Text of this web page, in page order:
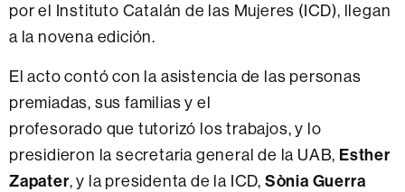
por el Instituto Catalán de las Mujeres (ICD), llegan
a la novena edición.
El acto contó con la asistencia de las personas
premiadas, sus familias y el
profesorado que tutorizó los trabajos, y lo
presidieron la secretaria general de la UAB, Esther
Zapater, y la presidenta de la ICD, Sònia Guerra